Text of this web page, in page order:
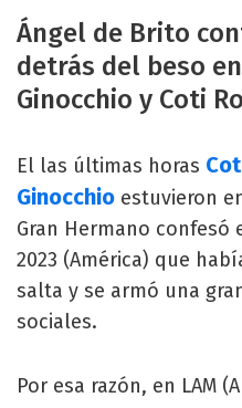
Ángel de Brito
detrás del beso
Ginocchio y Coti
El las últimas horas
Ginocchio estuvieron
Gran Hermano
2023 (América) que
salta y se armó una
sociales.
Por esa razón, en LAM